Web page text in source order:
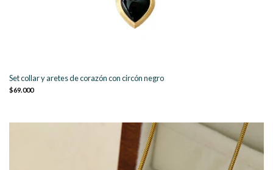
Set collar y aretes de corazón con circón negro
$69.000